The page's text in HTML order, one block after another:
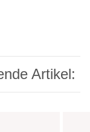
Artikel: